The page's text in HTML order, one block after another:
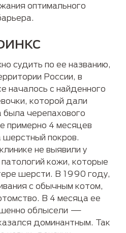
оптимального
судить по ее названию,
России, в
началось с найденного
которой дали
черепахового
примерно 4 месяцев
шерстный покров.
не выявили у
кожи, которые
шерсти. В 1990 году,
с обычным котом,
В 4 месяца ее
облысели —
доминантным. Так